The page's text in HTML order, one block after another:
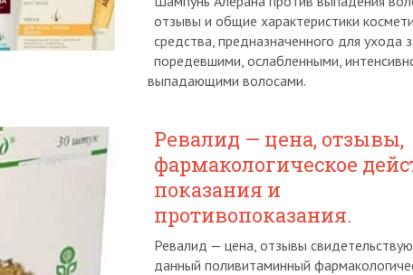
отзывы и общие характеристики
средства, предназначенного для ухода
поредевшими, ослабленными,
выпадающими волосами.
Ревалид — цена, отзывы,
фармакологическое
показания и
противопоказания.
Ревалид — цена, отзывы
данный поливитаминный